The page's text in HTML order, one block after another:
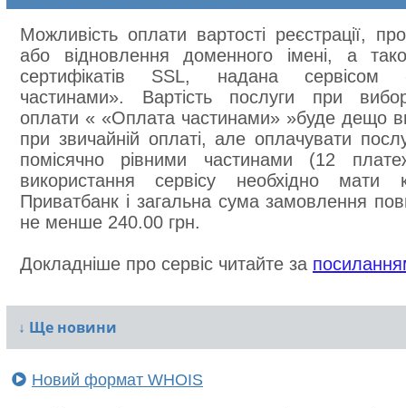
Можливість оплати вартості реєстрації,
або відновлення доменного імені, а
сертифікатів SSL, надана сервісом
частинами». Вартість послуги при
оплати « «Оплата частинами» »буде дещо
при звичайній оплаті, але оплачувати
помісячно рівними частинами (12
використання сервісу необхідно мати
Приватбанк і загальна сума замовлення
не менше 240.00 грн.
Докладніше про сервіс читайте за
↓ Ще новини
Новий формат WHOIS